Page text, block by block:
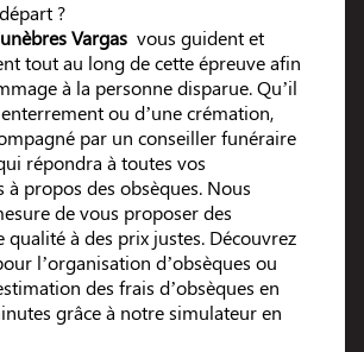
?
Vargas vous guident et
tout au long de cette épreuve afin
à la personne disparue. Qu’il
enterrement ou d’une crémation,
par un conseiller funéraire
répondra à toutes vos
propos des obsèques. Nous
de vous proposer des
qualité à des prix justes. Découvrez
l’organisation d’obsèques ou
des frais d’obsèques en
grâce à notre simulateur en